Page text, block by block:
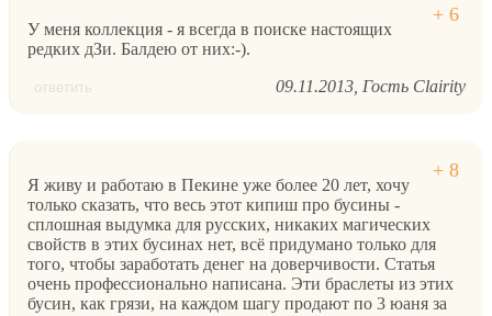
У меня коллекция - я всегда в поиске настоящих
редких дЗи. Балдею от них:-).
ответить 09.11.2013 Гость Clairity
Я живу и работаю в Пекине уже более 20 лет, хочу
только сказать, что весь этот кипиш про бусины -
сплошная выдумка для русских, никаких магических
свойств в этих бусинах нет, всё придумано только для
того, чтобы заработать денег на доверчивости. Статья
очень профессионально написана. Эти браслеты из этих
бусин, как грязи, на каждом шагу продают по 3 юаня за